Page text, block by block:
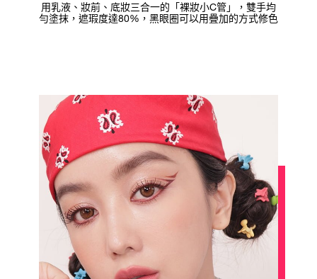
用乳液、妝前、底妝三合一的「裸妝小C管」，雙手均
勻塗抹，遮瑕度達80%，黑眼圈可以用疊加的方式修色